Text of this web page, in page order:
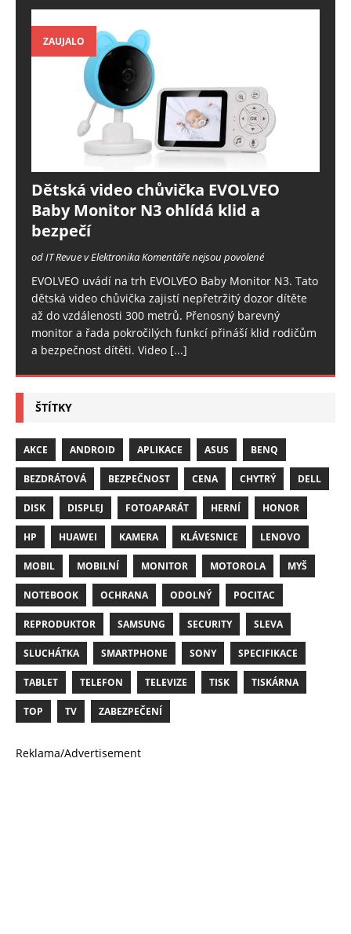
ZAUJALO
Dětská video chůvička EVOLVEO
Baby Monitor N3 ohlídá klid a
bezpečí
od IT Revue v ElektronikaKomentáře nejsou povolené
EVOLVEO uvádí na trh EVOLVEO Baby Monitor N3. Tato
dětská video chůvička zajistí nepřetržitý dozor dítěte
až do vzdálenosti 300 metrů. Přenosný barevný
monitor a řada pokročilých funkcí přináší klid rodičům
a bezpečnost dítěti. Video [...]
ŠTÍTKY
AKCE ANDROID APLIKACE ASUS BENQ
BEZDRÁTOVÁ BEZPEČNOST CENA CHYTRÝ DELL
DISK DISPLEJ FOTOAPARÁT HERNÍ HONOR
HP HUAWEI KAMERA KLÁVESNICE LENOVO
MOBIL MOBILNÍ MONITOR MOTOROLA MYŠ
NOTEBOOK OCHRANA ODOLNÝ POCITAC
REPRODUKTOR SAMSUNG SECURITY SLEVA
SLUCHÁTKA SMARTPHONE SONY SPECIFIKACE
TABLET TELEFON TELEVIZE TISK TISKÁRNA
TOP TV ZABEZPEČENÍ
Reklama/Advertisement